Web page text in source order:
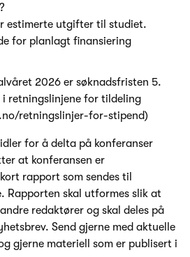
estimerte utgifter til studiet.
for planlagt finansiering
2026 er søknadsfristen 5.
i retningslinjene for tildeling
retningslinjer-for-stipend)
for å delta på konferanser
at konferansen er
rapport som sendes til
Rapporten skal utformes slik at
redaktører og skal deles på
Send gjerne med aktuelle
gjerne materiell som er publisert i